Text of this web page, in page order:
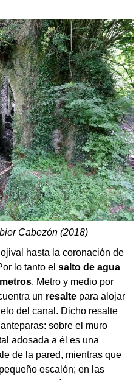
Cabezón (2018)
hasta la coronación de
lo tanto el salto de agua
. Metro y medio por
un resalte para alojar
del canal. Dicho resalte
sobre el muro
adosada a él es una
de la pared, mientras que
escalón; en las